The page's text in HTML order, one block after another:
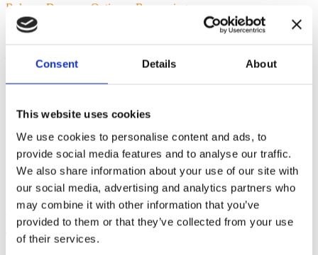
Consent Details About
This website uses cookies
We use cookies to personalise content and ads, to
provide social media features and to analyse our traffic.
We also share information about your use of our site with
our social media, advertising and analytics partners who
may combine it with other information that you’ve
provided to them or that they’ve collected from your use
of their services.
Boka en Demo — Optimera Bemanningen
Fotfallsanalys har utvecklats från manuell räkning till prediktiv
— utan om att agera i realtid och forma framtidens platser.
Utforska Våra Lösningar
Källor
British Retail Consortium — Retail Footfall Monitor (2024–2025)
Springboard — Månatliga fotfallsrapporter (2024–2025)
Airports Council International (ACI) World — Global
passagerstatistik (2024)
EU:s AI-förordning — tidslinjer & efterlevnad (2024)
European Data Protection Supervisor — Riktlinjer för
anonymisering
Tags: